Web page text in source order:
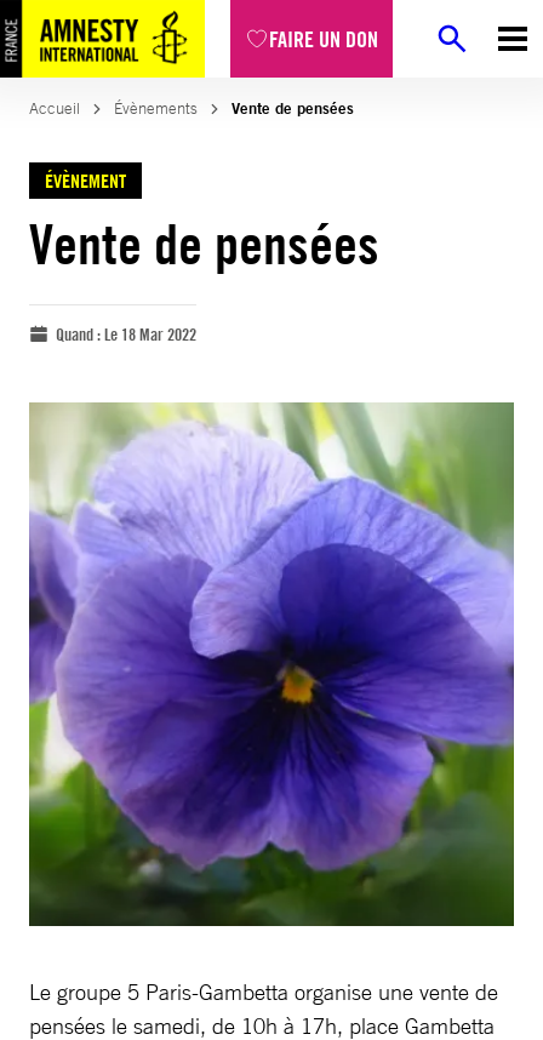
FAIRE UN DON
Accueil Évènements Vente de pensées
ÉVÈNEMENT
Vente de pensées
Quand :Le 18 Mar 2022
Le groupe 5 Paris-Gambetta organise une vente de
pensées le samedi, de 10h à 17h, place Gambetta